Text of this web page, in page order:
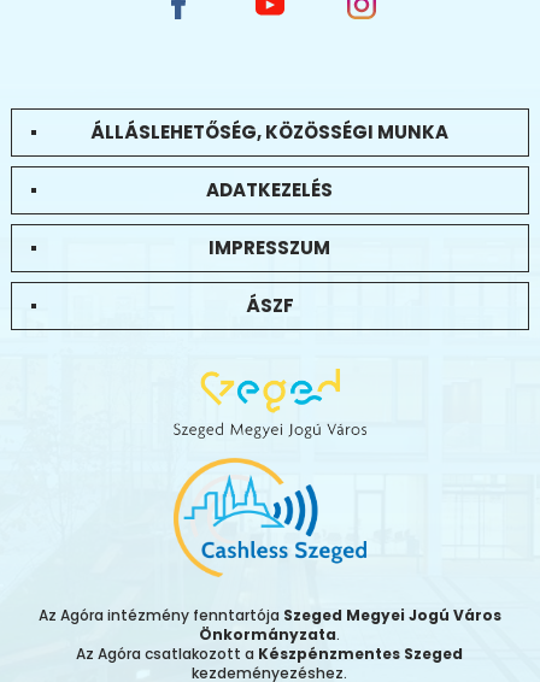
ÁLLÁSLEHETŐSÉG, KÖZÖSSÉGI MUNKA
ADATKEZELÉS
IMPRESSZUM
ÁSZF
Az Agóra intézmény fenntartója Szeged Megyei Jogú Város
Önkormányzata.
Az Agóra csatlakozott a Készpénzmentes Szeged
kezdeményezéshez.